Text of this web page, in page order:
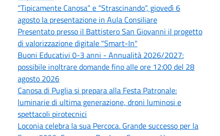
“Tipicamente Canosa” e “Strascinando”, giovedì 6
agosto la presentazione in Aula Consiliare
Presentato presso il Battistero San Giovanni il progetto
di valorizzazione digitale "Smart-In"
Buoni Educativi 0-3 anni - Annualità 2026/2027:
possibile inoltrare domande fino alle ore 12:00 del 28
agosto 2026
Canosa di Puglia si prepara alla Festa Patronale:
luminarie di ultima generazione, droni luminosi e
spettacoli pirotecnici
Loconia celebra la sua Percoca. Grande successo per la